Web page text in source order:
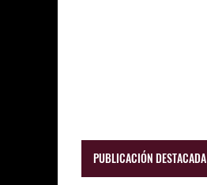
PUBLICACIÓN DESTACADA